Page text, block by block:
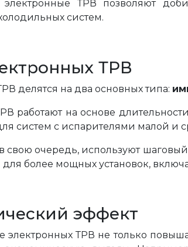
ТРВ позволяют
систем.
ТРВ
делятся на два основных типа:
работают на основе
систем с испарителями малой и
свою очередь, используют
более мощных установок,
эффект
электронных ТРВ не только